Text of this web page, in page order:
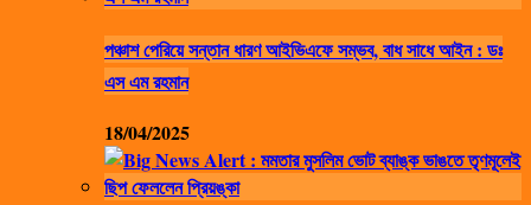
পঞ্চাশ পেরিয়ে সন্তান ধারণ আইভিএফে সম্ভব, বাধ সাধে আইন : ডঃ
এস এম রহমান
18/04/2025